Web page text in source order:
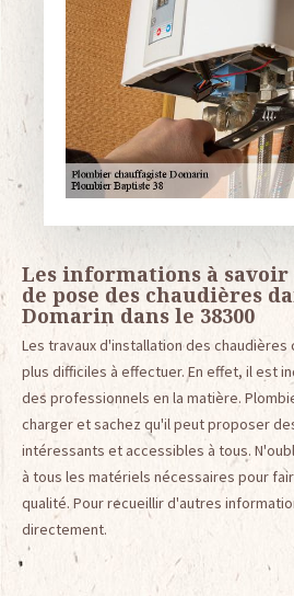
Les informations à
de pose des chaudières
Domarin dans le 38300
Les travaux d'installation des
plus difficiles à effectuer. En effet, il est
des professionnels en la matière.
charger et sachez qu'il peut proposer
intéressants et accessibles à tous.
à tous les matériels nécessaires pour
qualité. Pour recueillir d'autres
directement.